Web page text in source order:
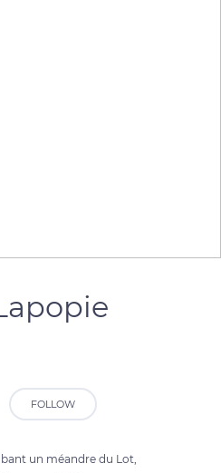
FOLLOW
un méandre du Lot,